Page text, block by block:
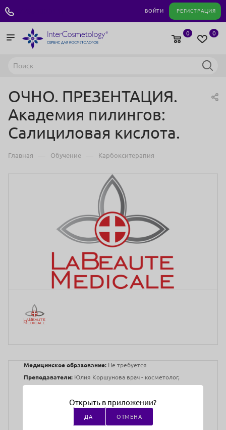
ВОЙТИ РЕГИСТРАЦИЯ
0
0
ОЧНО. ПРЕЗЕНТАЦИЯ.
Академия пилингов:
Салициловая кислота.
Главная — Обучение — Карбокситерапия
Медицинское образование: Не требуется
Преподаватели: Юлия Коршунова врач - косметолог,
направление Химические пилинги и Дермальные
лаборатории LaBeauteMedicale
Открыть в приложении?
ДА ОТМЕНА